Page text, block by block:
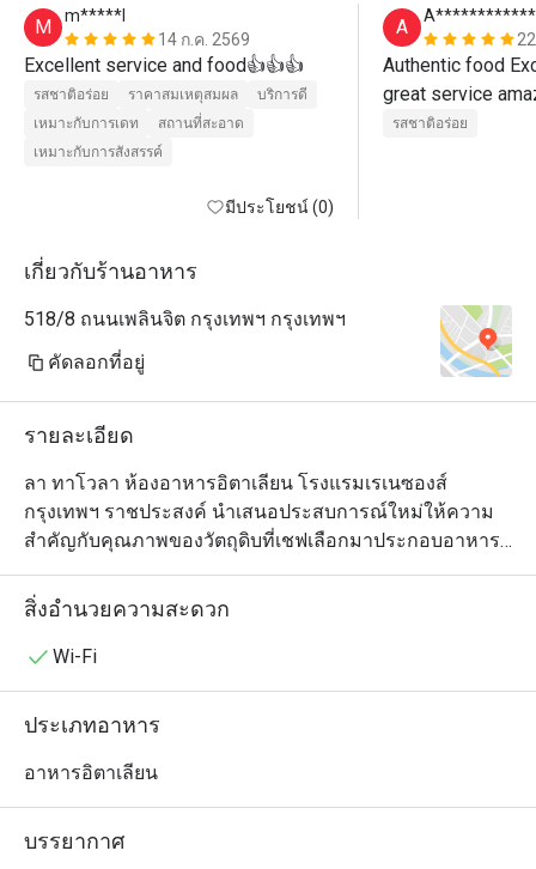
M
m*****l
14 ก.ค. 2569
Excellent service and food👍👍👍
รสชาติอร่อย ราคาสมเหตุสมผล
บริการดี
เหมาะกับการเดท
สถานที่สะอาด
เหมาะกับการสังสรรค์
มีประโยชน์ (0)
A
Authentic food
รสชาติอร่อย
เกี่ยวกับร้านอาหาร
518/8 ถนนเพลินจิต กรุงเทพฯ กรุงเทพฯ
คัดลอกที่อยู่
รายละเอียด
ลา ทาโวลา ห้องอาหารอิตาเลียน โรงแรมเรเนซองส์
กรุงเทพฯ ราชประสงค์ นำเสนอประสบการณ์ใหม่ให้ความ
สำคัญกับคุณภาพของวัตถุดิบที่เชฟเลือกมาประกอบอาหาร
อย่างพิถีพิถัน อาทิ อาหารทะเลสดใหม่ เครื่องเทศอิตาเลียน
พื้นบ้าน รังสรรค์ในครัวเปิดที่ลูกค้าสามารถมองเห็นและ
อบอุ่นเหมือนอยู่บ้าน อีกทั้งเครื่องดื่มที่คัดสรรมาอย่างดีเพื่อ
อิตาเลียน หรือค๊อกเทลต่างๆ
สิ่งอำนวยความสะดวก
Wi-Fi
ประเภทอาหาร
อาหารอิตาเลียน
บรรยากาศ